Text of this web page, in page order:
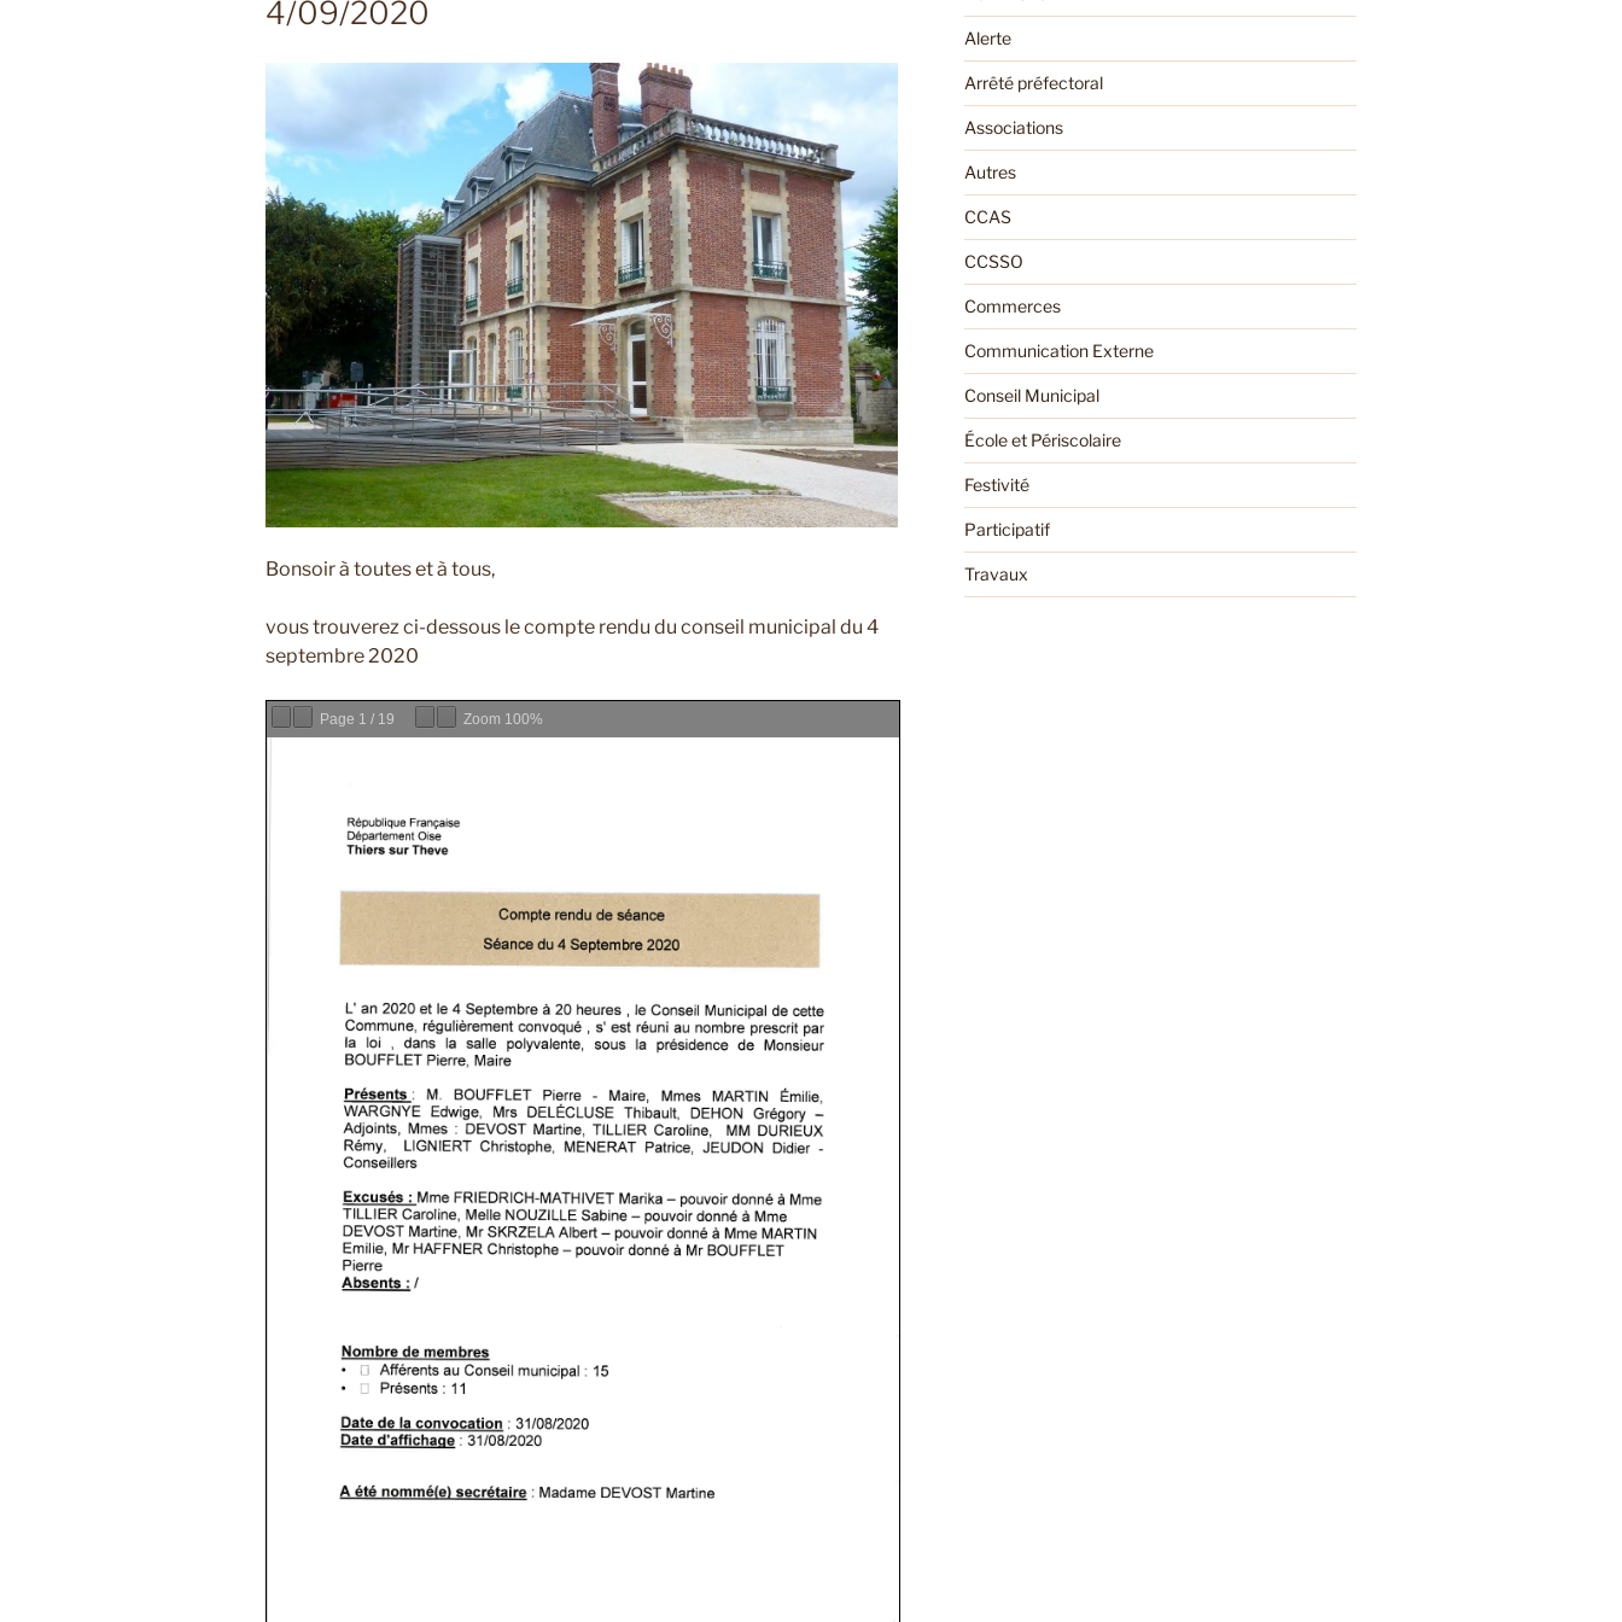
4/09/2020
Bonsoir à toutes et à tous,
vous trouverez ci-dessous le compte rendu du conseil municipal du 4
septembre 2020
Page 1 / 19 Zoom 100%
Alerte
Arrêté préfectoral
Associations
Autres
CCAS
CCSSO
Commerces
Communication Externe
Conseil Municipal
École et Périscolaire
Festivité
Participatif
Travaux